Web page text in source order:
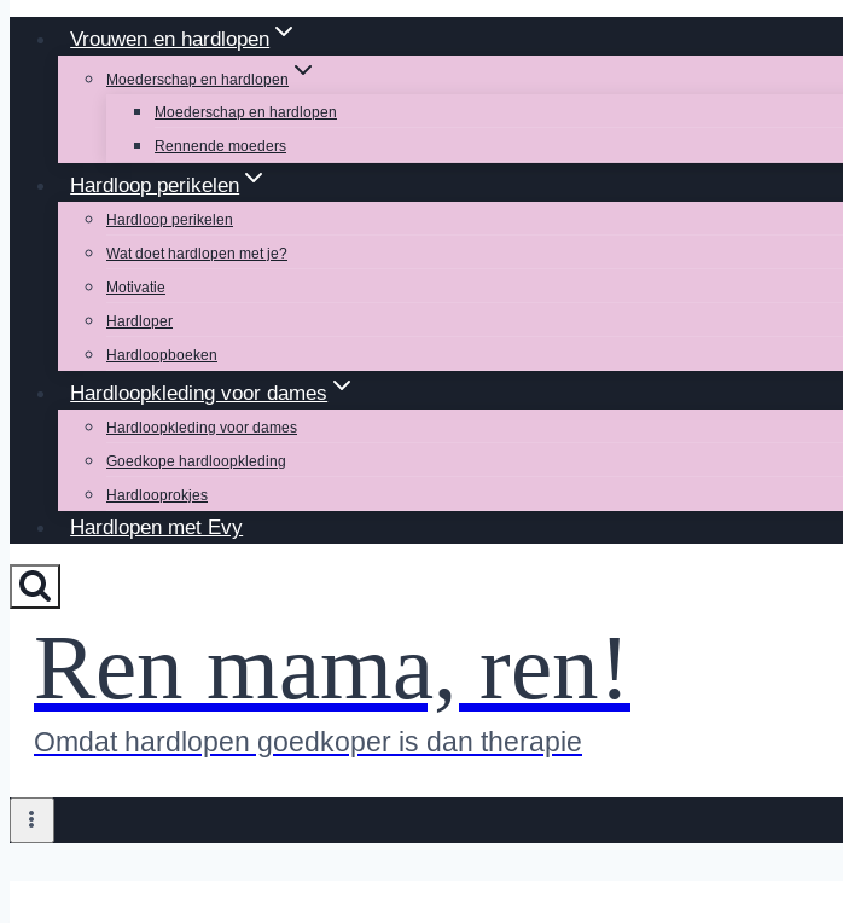
Vrouwen en hardlopen
Moederschap en hardlopen
Moederschap en hardlopen
Rennende moeders
Hardloop perikelen
Hardloop perikelen
Wat doet hardlopen met je?
Motivatie
Hardloper
Hardloopboeken
Hardloopkleding voor dames
Hardloopkleding voor dames
Goedkope hardloopkleding
Hardlooprokjes
Hardlopen met Evy
Ren mama, ren!
Omdat hardlopen goedkoper is dan therapie